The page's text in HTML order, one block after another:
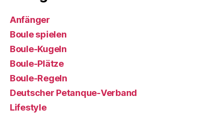
Anfänger
Boule spielen
Boule-Kugeln
Boule-Plätze
Boule-Regeln
Deutscher Petanque-Verband
Lifestyle